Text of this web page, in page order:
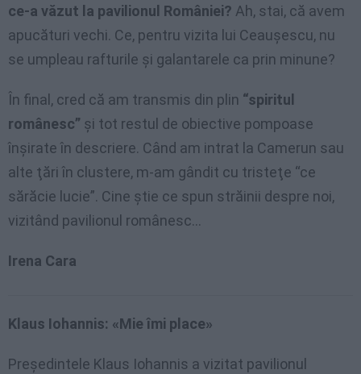
ce-a văzut la pavilionul României? Ah, stai, că avem
apucături vechi. Ce, pentru vizita lui Ceauşescu, nu
se umpleau rafturile şi galantarele ca prin minune?
În final, cred că am transmis din plin “spiritul
românesc” şi tot restul de obiective pompoase
înşirate în descriere. Când am intrat la Camerun sau
alte ţări în clustere, m-am gândit cu tristeţe “ce
sărăcie lucie”. Cine ştie ce spun străinii despre noi,
vizitând pavilionul românesc…
Irena Cara
Klaus Iohannis: «Mie îmi place»
Preşedintele Klaus Iohannis a vizitat pavilionul